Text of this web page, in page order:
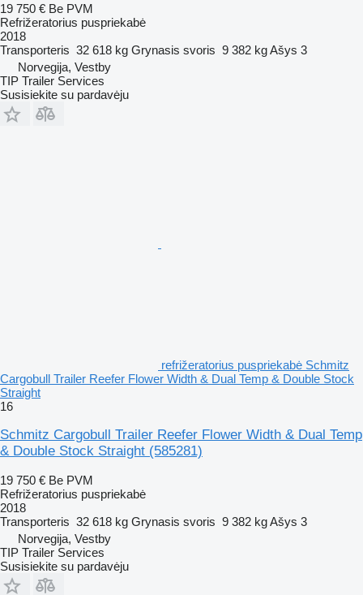
19 750 € Be PVM
Refrižeratorius puspriekabė
2018
Transporteris 32 618 kg Grynasis svoris 9 382 kgAšys 3
Norvegija, Vestby
TIP Trailer Services
Susisiekite su pardavėju
refrižeratorius puspriekabė Schmitz
Cargobull Trailer Reefer Flower Width & Dual Temp & Double Stock
Straight
16
Schmitz Cargobull Trailer Reefer Flower Width & Dual Temp
& Double Stock Straight (585281)
19 750 € Be PVM
Refrižeratorius puspriekabė
2018
Transporteris 32 618 kg Grynasis svoris 9 382 kgAšys 3
Norvegija, Vestby
TIP Trailer Services
Susisiekite su pardavėju